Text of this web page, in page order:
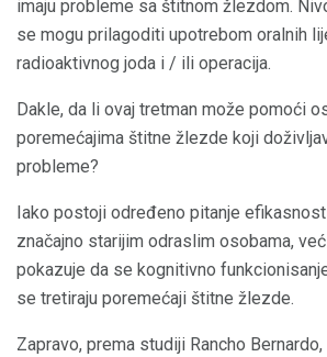
imaju probleme sa štitnom žlezdom.
se mogu prilagoditi upotrebom oralnih
radioaktivnog joda i / ili operacija.
Dakle, da li ovaj tretman može pomoći
poremećajima štitne žlezde koji
probleme?
Iako postoji određeno pitanje
značajno starijim odraslim osobama,
pokazuje da se kognitivno
se tretiraju poremećaji štitne žlezde.
Zapravo, prema studiji Rancho